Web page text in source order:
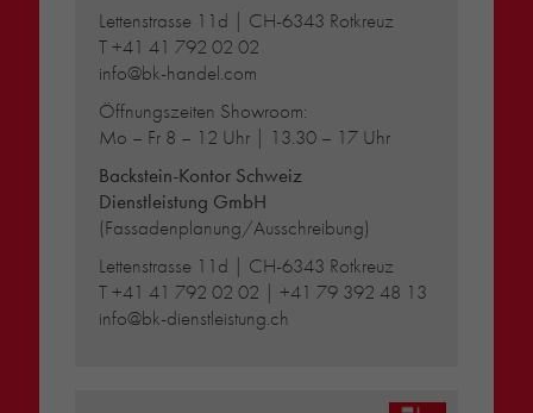
Lettenstrasse 11d | CH-6343 Rotkreuz
T+41 41 792 02 02
info@bk-handel.com
Öffnungszeiten Showroom:
Mo – Fr 8 – 12 Uhr | 13.30 – 17 Uhr
Backstein-Kontor Schweiz
Dienstleistung GmbH
(Fassadenplanung/Ausschreibung)
Lettenstrasse 11d | CH-6343 Rotkreuz
T+41 41 792 02 02 |+41 79 392 48 13
info@bk-dienstleistung.ch